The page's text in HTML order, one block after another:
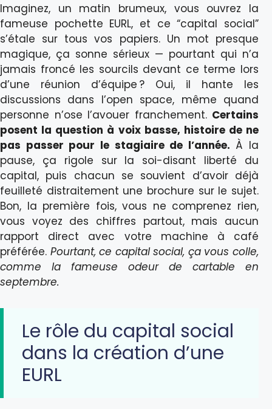
Imaginez, un matin brumeux, vous ouvrez la
fameuse pochette EURL, et ce “capital social”
s’étale sur tous vos papiers. Un mot presque
magique, ça sonne sérieux — pourtant qui n’a
jamais froncé les sourcils devant ce terme lors
d’une réunion d’équipe ? Oui, il hante les
discussions dans l’open space, même quand
personne n’ose l’avouer franchement. Certains
posent la question à voix basse, histoire de ne
pas passer pour le stagiaire de l’année. À la
pause, ça rigole sur la soi-disant liberté du
capital, puis chacun se souvient d’avoir déjà
feuilleté distraitement une brochure sur le sujet.
Bon, la première fois, vous ne comprenez rien,
vous voyez des chiffres partout, mais aucun
rapport direct avec votre machine à café
préférée. Pourtant, ce capital social, ça vous colle,
comme la fameuse odeur de cartable en
septembre.
Le rôle du capital social
dans la création d’une
EURL